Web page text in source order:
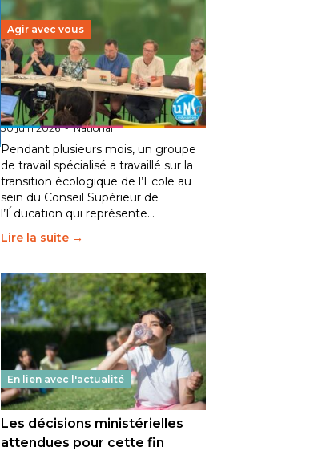
Agir avec vous
Transition écologique de
l’éducation : l’UNSA Éducation
fait bouger les lignes
30 juin 2026-National
Pendant plusieurs mois, un groupe
de travail spécialisé a travaillé sur la
transition écologique de l’Ecole au
sein du Conseil Supérieur de
l’Éducation qui représente…
Lire la suite →
En lien avec l'actualité
Les décisions ministérielles
attendues pour cette fin